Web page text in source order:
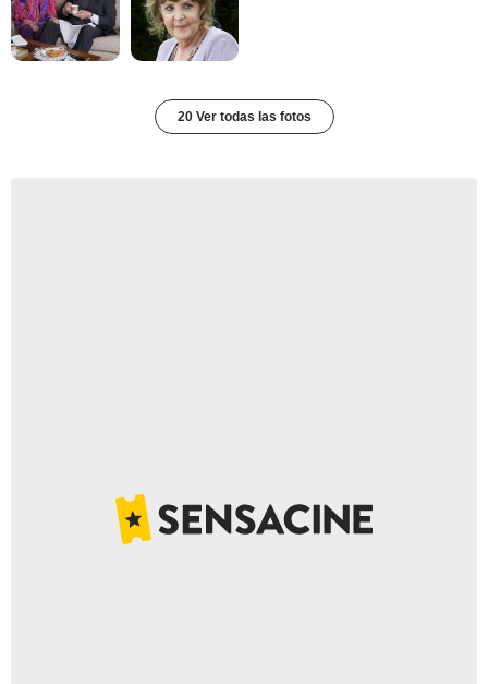
20 Ver todas las fotos